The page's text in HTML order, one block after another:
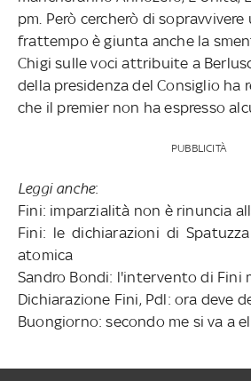
pm. Però cercherò di
frattempo è giunta anche la
Chigi sulle voci attribuite a
della presidenza del Consiglio ha
che il premier non ha espresso
PUBBLICITÀ
Leggi anche:
Fini: imparzialità non è rinuncia
Fini: le dichiarazioni di
atomica
Sandro Bondi: l'intervento di Fini
Dichiarazione Fini, Pdl: ora deve
Buongiorno: secondo me si va a